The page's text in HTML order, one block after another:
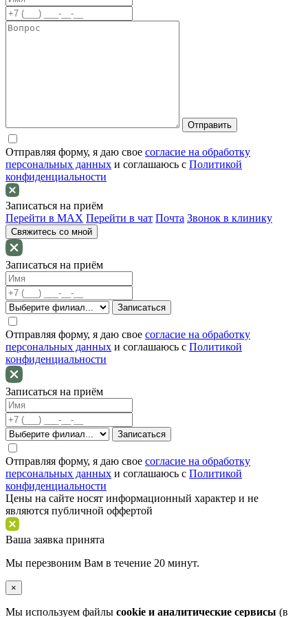
Отправляя форму, я даю свое согласие на обработку
персональных данных и соглашаюсь c Политикой
конфиденциальности
Записаться на приём
Перейти в MAX Перейти в чат Почта Звонок в клинику
Свяжитесь со мной
Записаться на приём
Отправляя форму, я даю свое согласие на обработку
персональных данных и соглашаюсь c Политикой
конфиденциальности
Записаться на приём
Отправляя форму, я даю свое согласие на обработку
персональных данных и соглашаюсь c Политикой
конфиденциальности
Цены на сайте носят информационный характер и не
являются публичной оффертой
Ваша заявка принята
Мы перезвоним Вам в течение 20 минут.
×
Мы используем файлы cookie и аналитические сервисы (в